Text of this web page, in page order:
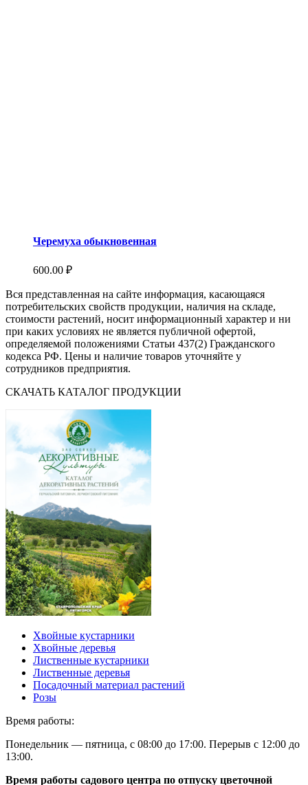
Черемуха обыкновенная
600.00 ₽
Вся представленная на сайте информация, касающаяся
потребительских свойств продукции, наличия на складе,
стоимости растений, носит информационный характер и ни
при каких условиях не является публичной офертой,
определяемой положениями Статьи 437(2) Гражданского
кодекса РФ. Цены и наличие товаров уточняйте у
сотрудников предприятия.
СКАЧАТЬ КАТАЛОГ ПРОДУКЦИИ
Хвойные кустарники
Хвойные деревья
Лиственные кустарники
Лиственные деревья
Посадочный материал растений
Розы
Время работы:
Понедельник — пятница, с 08:00 до 17:00. Перерыв с 12:00 до
13:00.
Время работы садового центра по отпуску цветочной